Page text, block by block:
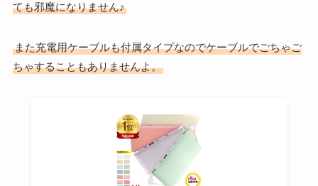
ても邪魔になりません♪
また充電用ケーブルも付属タイプなのでケーブルでごちゃご
ちゃすることもありませんよ。